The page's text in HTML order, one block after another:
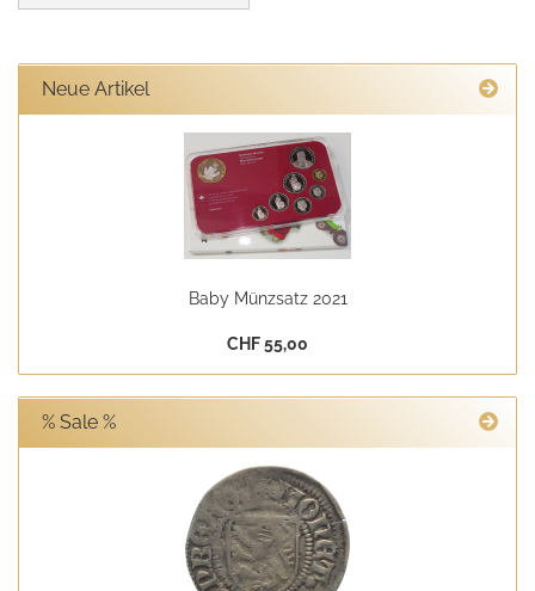
Neue Artikel
Baby Münzsatz 2021
CHF 55,00
% Sale %